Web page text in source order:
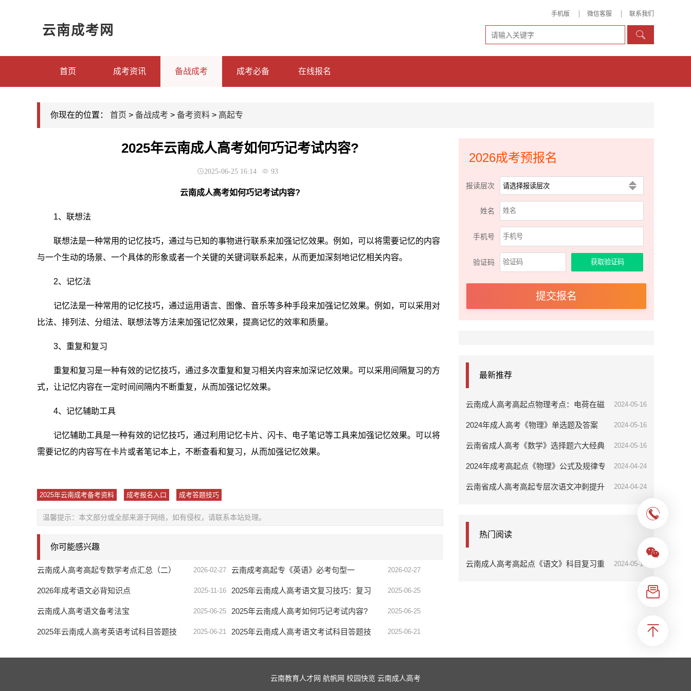
云南成考网
手机版 微信客服 联系我们

首页 成考资讯 备战成考 成考必备 在线报名
你现在的位置： 首页 > 备战成考 > 备考资料 > 高起专
2025年云南成人高考如何巧记考试内容?
2025-06-25 16:14 93
云南成人高考如何巧记考试内容?
1、联想法
联想法是一种常用的记忆技巧，通过与已知的事物进行联系来加强记忆效果。例如，可以将需要记忆的内容
与一个生动的场景、一个具体的形象或者一个关键的关键词联系起来，从而更加深刻地记忆相关内容。
2、记忆法
记忆法是一种常用的记忆技巧，通过运用语言、图像、音乐等多种手段来加强记忆效果。例如，可以采用对
比法、排列法、分组法、联想法等方法来加强记忆效果，提高记忆的效率和质量。
3、重复和复习
重复和复习是一种有效的记忆技巧，通过多次重复和复习相关内容来加深记忆效果。可以采用间隔复习的方
式，让记忆内容在一定时间间隔内不断重复，从而加强记忆效果。
4、记忆辅助工具
记忆辅助工具是一种有效的记忆技巧，通过利用记忆卡片、闪卡、电子笔记等工具来加强记忆效果。可以将
需要记忆的内容写在卡片或者笔记本上，不断查看和复习，从而加强记忆效果。
2025年云南成考备考资料 成考报名入口 成考答题技巧
温馨提示：本文部分或全部来源于网络，如有侵权，请联系本站处理。
你可能感兴趣
云南成人高考高起专数学考点汇总（二） 2026-02-27 云南成考高起专《英语》必考句型一 2026-02-27
2026年成考语文必背知识点 2025-11-16 2025年云南成人高考语文复习技巧：复习
技巧，提升成绩
2025-06-25
云南成人高考语文备考法宝 2025-06-25 2025年云南成人高考如何巧记考试内容? 2025-06-25
2025年云南成人高考英语考试科目答题技 2025-06-21 2025年云南成人高考语文考试科目答题技 2025-06-21
2026成考预报名
报读层次
姓名
手机号
验证码
最新推荐
云南成人高考高起点物理考点：电荷在磁
场中所受的力
2024-05-16
2024年成人高考《物理》单选题及答案
（5）
2024-05-16
云南省成人高考《数学》选择题六大经典
解题思路
2024-05-16
2024年成考高起点《物理》公式及规律专
题汇总
2024-04-24
云南省成人高考高起专层次语文冲刺提升 2024-04-24
热门阅读
云南成人高考高起点《语文》科目复习重 2024-05-16
云南教育人才网 航帆网 校园快览 云南成人高考